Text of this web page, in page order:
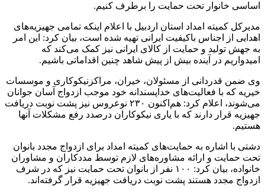
اساسی خانوار تحت حمایت را برطرف کنیم.
مدیرکل کمیته امداد استان اردبیل با اعلام اینکه تمامی جهیزیه‌های
اهدایی از اجناس باکیفیت ایرانی تهیه شده است، بیان کرد: این امر
به جهش تولید و حمایت از کالای ایرانی نیز کمک می‌کند که
امیدواریم در آینده بیش از پیش شاهد چنین اقداماتی باشیم.
وی ضمن قدردانی از مسئولان، خیران، مراکزنیکوکاری و موسسات
خیریه که با فعالیت‌های خداپسندانه خود موجب ازدواج آسان جوانان
می‌شوند، اعلام کرد: هم‌اکنون ۲۳۰ نوعروس نیز پشت نوبت دریافت
جهیزیه قرار دارند که با یاری نیکوکاران درصدد رفع مشکلات آنها
هستیم.
دشتی با اشاره به حمایت‌های کمیته امداد برای ازدواج مجدد بانوان
تحت حمایت و ارائه مشاوره‌های لازم توسط مددکاران و مشاوران
خانواده، بیان کرد: ۱۰۰ نفر از بانوان تحت حمایت نیز که در شرف
ازدواج مجدد هستند پشت نوبت دریافت جهیزیه قرار گرفته‌اند.